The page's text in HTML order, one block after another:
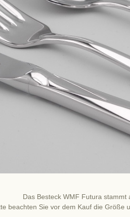
Das Besteck WMF Futura stammt
beachten Sie vor dem Kauf die Größe